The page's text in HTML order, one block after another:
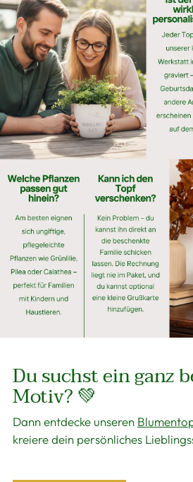
Du suchst ein ganz
Motiv? 💚
Dann entdecke unseren
kreiere dein persönliches